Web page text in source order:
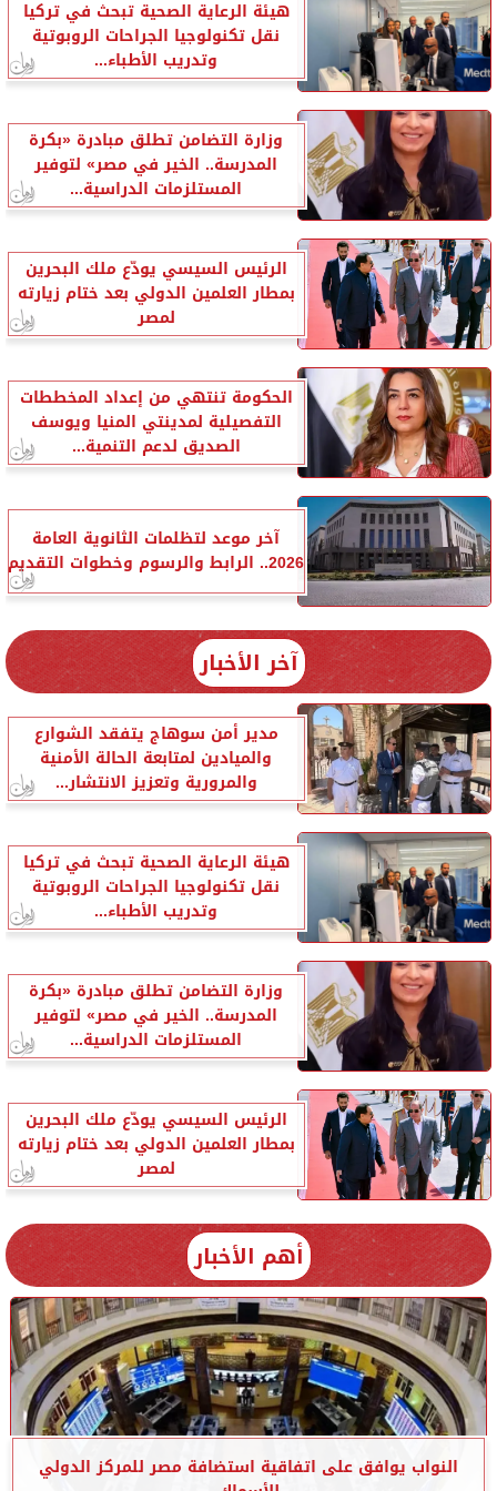
هيئة الرعاية الصحية تبحث في تركيا
نقل تكنولوجيا الجراحات الروبوتية
وتدريب الأطباء...
وزارة التضامن تطلق مبادرة «بكرة
المدرسة.. الخير في مصر» لتوفير
المستلزمات الدراسية...
الرئيس السيسي يودّع ملك البحرين
بمطار العلمين الدولي بعد ختام زيارته
لمصر
الحكومة تنتهي من إعداد المخططات
التفصيلية لمدينتي المنيا ويوسف
الصديق لدعم التنمية...
آخر موعد لتظلمات الثانوية العامة
2026.. الرابط والرسوم وخطوات التقديم
آخر الأخبار
مدير أمن سوهاج يتفقد الشوارع
والميادين لمتابعة الحالة الأمنية
والمرورية وتعزيز الانتشار...
هيئة الرعاية الصحية تبحث في تركيا
نقل تكنولوجيا الجراحات الروبوتية
وتدريب الأطباء...
وزارة التضامن تطلق مبادرة «بكرة
المدرسة.. الخير في مصر» لتوفير
المستلزمات الدراسية...
الرئيس السيسي يودّع ملك البحرين
بمطار العلمين الدولي بعد ختام زيارته
لمصر
أهم الأخبار
النواب يوافق على اتفاقية استضافة مصر للمركز الدولي